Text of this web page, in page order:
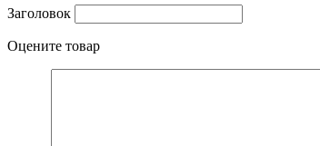
Заголовок
Оцените товар